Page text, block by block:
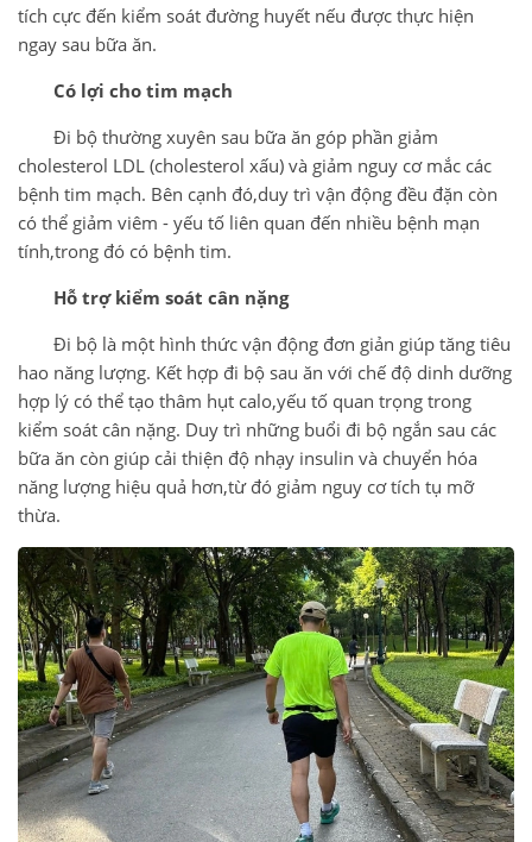
tích cực đến kiểm soát đường huyết nếu được thực hiện
ngay sau bữa ăn.
Có lợi cho tim mạch
Đi bộ thường xuyên sau bữa ăn góp phần giảm
cholesterol LDL (cholesterol xấu) và giảm nguy cơ mắc các
bệnh tim mạch. Bên cạnh đó,duy trì vận động đều đặn còn
có thể giảm viêm - yếu tố liên quan đến nhiều bệnh mạn
tính,trong đó có bệnh tim.
Hỗ trợ kiểm soát cân nặng
Đi bộ là một hình thức vận động đơn giản giúp tăng tiêu
hao năng lượng. Kết hợp đi bộ sau ăn với chế độ dinh dưỡng
hợp lý có thể tạo thâm hụt calo,yếu tố quan trọng trong
kiểm soát cân nặng. Duy trì những buổi đi bộ ngắn sau các
bữa ăn còn giúp cải thiện độ nhạy insulin và chuyển hóa
năng lượng hiệu quả hơn,từ đó giảm nguy cơ tích tụ mỡ
thừa.